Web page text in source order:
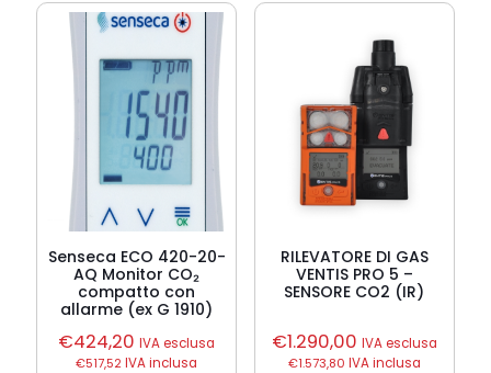
Senseca ECO 420-20-
AQ Monitor CO₂
compatto con
allarme (ex G 1910)
€424,20 IVA esclusa
€517,52IVA inclusa
RILEVATORE DI GAS
VENTIS PRO 5 –
SENSORE CO2 (IR)
€1.290,00 IVA esclusa
€1.573,80 IVA inclusa